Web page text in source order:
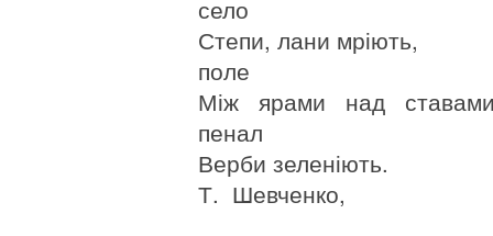
село
Степи, лани мріють,
поле
Між ярами над
пенал
Верби зеленіють.
Т. Шевченко,